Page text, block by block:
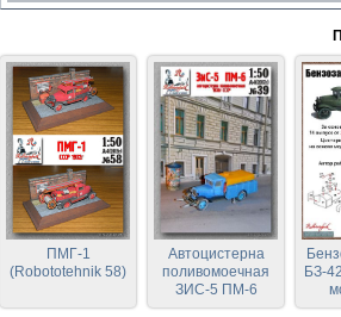
ПМГ-1
(Robototehnik 58)
Автоцистерна
поливомоечная
ЗИС-5 ПМ-6
СССР 1938 г.
БЗ-